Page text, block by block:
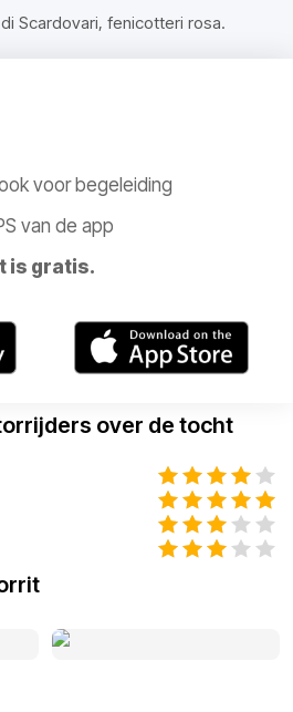
Scardovari, fenicotteri rosa.
voor begeleiding
van de app
is gratis.
over de tocht